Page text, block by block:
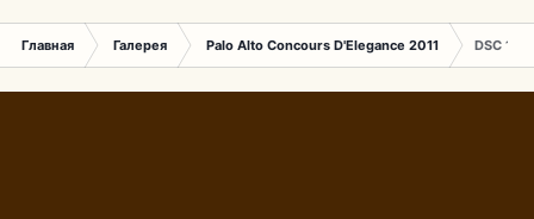
Главная Галерея Palo Alto Concours D'Elegance 2011 DSC